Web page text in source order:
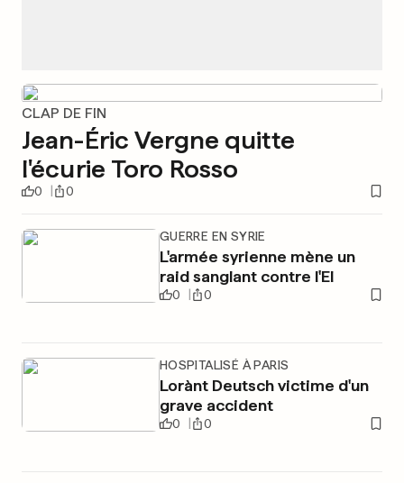
CLAP DE FIN
Jean-Éric Vergne quitte
l'écurie Toro Rosso
0 0
GUERRE EN SYRIE
L'armée syrienne mène un
raid sanglant contre l'EI
0 0
HOSPITALISÉ À PARIS
Lorànt Deutsch victime d'un
grave accident
0 0